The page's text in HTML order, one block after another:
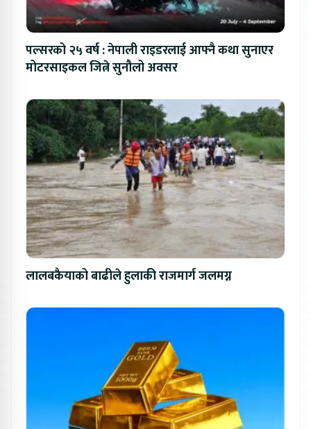
पल्सरको २५ वर्ष : नेपाली राइडरलाई आफ्नै कथा सुनाएर
मोटरसाइकल जित्ने सुनौलो अवसर
लालबकैयाको बाढीले हुलाकी राजमार्ग जलमग्न